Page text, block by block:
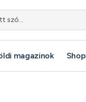
szó...
magazinok Shop
szó...
magazinok Shop